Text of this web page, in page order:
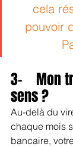
cela
pouvoir
3-    Mon
sens ?
Au-delà du
chaque mois
bancaire,